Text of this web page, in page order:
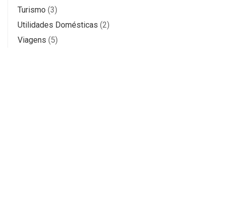
Turismo (3)
Utilidades Domésticas (2)
Viagens (5)